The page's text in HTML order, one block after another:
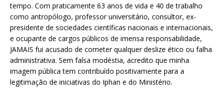
tempo. Com praticamente 63 anos de vida e 40 de trabalho
como antropólogo, professor universitário, consultor, ex-
presidente de sociedades científicas nacionais e internacionais,
e ocupante de cargos públicos de imensa responsabilidade,
JAMAIS fui acusado de cometer qualquer deslize ético ou falha
administrativa. Sem falsa modéstia, acredito que minha
imagem pública tem contribuído positivamente para a
legitimação de iniciativas do Iphan e do Ministério.